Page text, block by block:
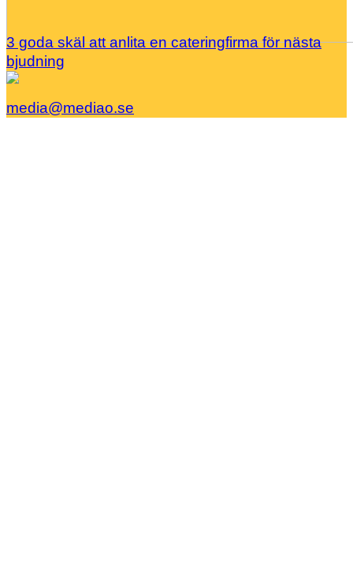
3 goda skäl att anlita en cateringfirma för nästa
bjudning
media@mediao.se